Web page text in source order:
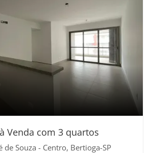
Venda com 3 quartos
de Souza - Centro, Bertioga-SP